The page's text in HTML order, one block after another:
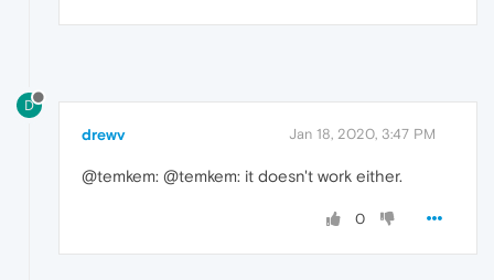
D
drewv Jan 18, 2020, 3:47 PM
@temkem: @temkem: it doesn't work either.
0